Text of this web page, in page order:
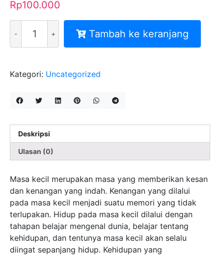
Rp100.000
Urip
Iku
(Biografi
Tri
Tambah ke keranjang
Kategori: Uncategorized
Deskripsi
Ulasan (0)
Masa kecil merupakan masa yang memberikan kesan
dan kenangan yang indah. Kenangan yang dilalui
pada masa kecil menjadi suatu memori yang tidak
terlupakan. Hidup pada masa kecil dilalui dengan
tahapan belajar mengenal dunia, belajar tentang
kehidupan, dan tentunya masa kecil akan selalu
diingat sepanjang hidup. Kehidupan yang